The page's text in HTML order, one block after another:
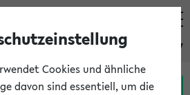
eKVV
Zum MeineUni Portal
Cookies und ähnliche
davon sind essentiell, um die